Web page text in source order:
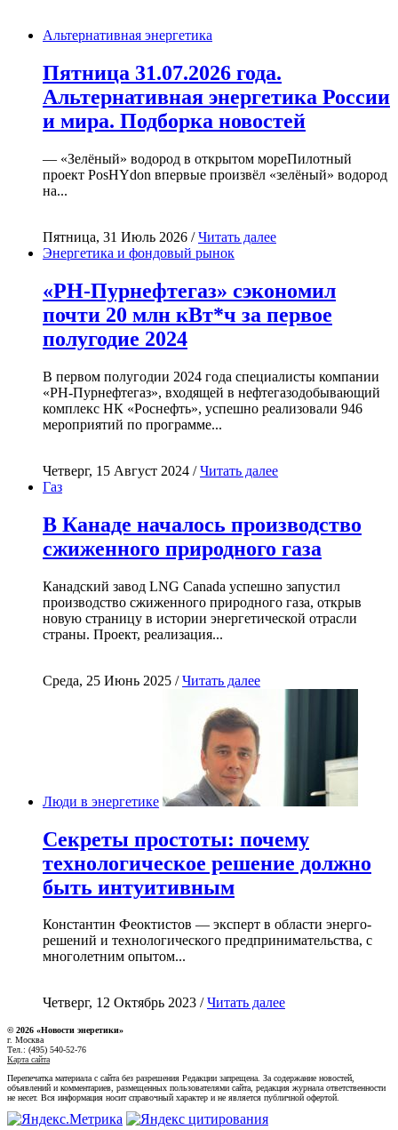
Альтернативная энергетика
Пятница 31.07.2026 года.
Альтернативная энергетика России
и мира. Подборка новостей
— «Зелёный» водород в открытом мореПилотный
проект PosHYdon впервые произвёл «зелёный» водород
на...
Пятница, 31 Июль 2026 /Читать далее
Энергетика и фондовый рынок
«РН-Пурнефтегаз» сэкономил
почти 20 млн кВт*ч за первое
полугодие 2024
В первом полугодии 2024 года специалисты компании
«РН-Пурнефтегаз», входящей в нефтегазодобывающий
комплекс НК «Роснефть», успешно реализовали 946
мероприятий по программе...
Четверг, 15 Август 2024 /Читать далее
Газ
В Канаде началось производство
сжиженного природного газа
Канадский завод LNG Canada успешно запустил
производство сжиженного природного газа, открыв
новую страницу в истории энергетической отрасли
страны. Проект, реализация...
Среда, 25 Июнь 2025 /Читать далее
Люди в энергетике
Секреты простоты: почему
технологическое решение должно
быть интуитивным
Константин Феоктистов — эксперт в области энерго-
решений и технологического предпринимательства, с
многолетним опытом...
Четверг, 12 Октябрь 2023 /Читать далее
© 2026 «Новости энеретики»
г. Москва
Тел.: (495) 540-52-76
Карта сайта
Перепечатка материала с сайта без разрешения Редакции запрещена. За содержание новостей,
объявлений и комментариев, размещенных пользователями сайта, редакция журнала ответственности
не несет. Вся информация носит справочный характер и не является публичной офертой.